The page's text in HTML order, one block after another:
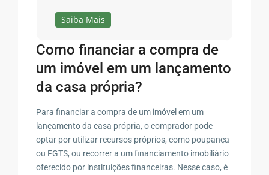
Saiba Mais
Como financiar a compra de
um imóvel em um lançamento
da casa própria?
Para financiar a compra de um imóvel em um
lançamento da casa própria, o comprador pode
optar por utilizar recursos próprios, como poupança
ou FGTS, ou recorrer a um financiamento imobiliário
oferecido por instituições financeiras. Nesse caso, é